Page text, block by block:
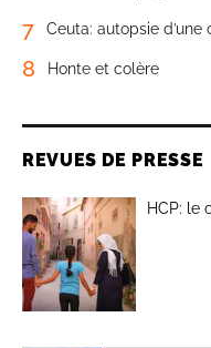
7 Ceuta: autopsie
8 Honte et colère
REVUES DE PRESSE
HCP: le